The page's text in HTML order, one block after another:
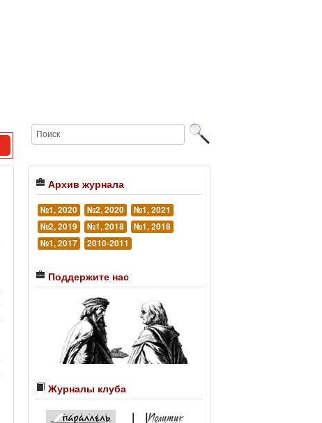
Архив журнала
№1, 2020 №2, 2020
№1, 2021
№2, 2019
№1, 2018
№1, 2018
№1, 2017
2010-2011
Поддержите нас
Журналы клуба